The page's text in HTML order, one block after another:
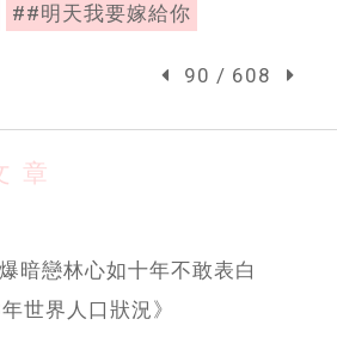
##明天我要嫁給你
90 / 608
章
暗戀林心如十年不敢表白
世界人口狀況》